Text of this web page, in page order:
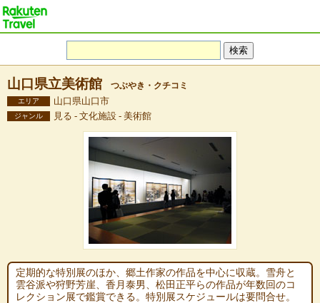
山口県立美術館 つぶやき・クチコミ
エリア 山口県山口市
ジャンル 見る - 文化施設 - 美術館
定期的な特別展のほか、郷土作家の作品を中心に収蔵。雪舟と
雲谷派や狩野芳崖、香月泰男、松田正平らの作品が年数回のコ
レクション展で鑑賞できる。特別展スケジュールは要問合せ。